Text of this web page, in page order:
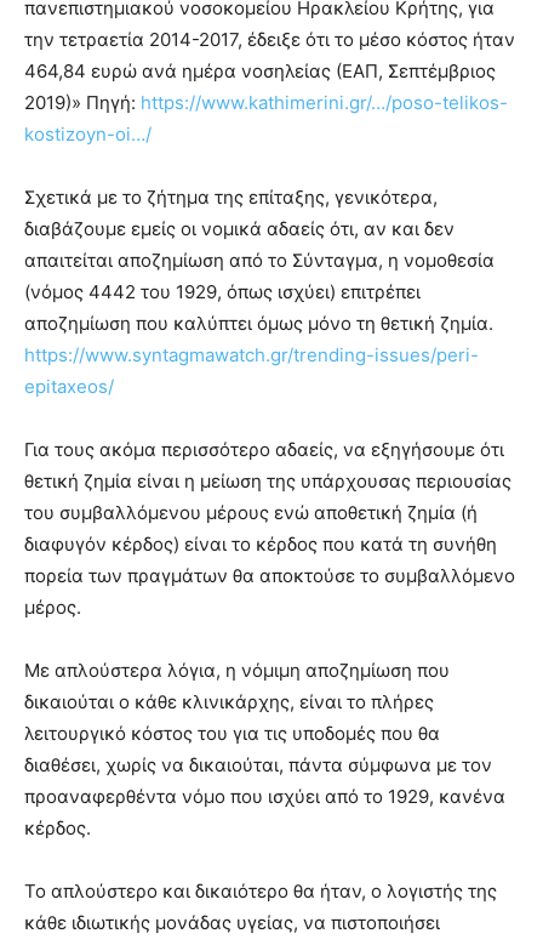
πανεπιστημιακού νοσοκομείου Ηρακλείου Κρήτης, για
την τετραετία 2014-2017, έδειξε ότι το μέσο κόστος ήταν
464,84 ευρώ ανά ημέρα νοσηλείας (ΕΑΠ, Σεπτέμβριος
2019)» Πηγή: https://www.kathimerini.gr/…/poso-telikos-
kostizoyn-oi…/
Σχετικά με το ζήτημα της επίταξης, γενικότερα,
διαβάζουμε εμείς οι νομικά αδαείς ότι, αν και δεν
απαιτείται αποζημίωση από το Σύνταγμα, η νομοθεσία
(νόμος 4442 του 1929, όπως ισχύει) επιτρέπει
αποζημίωση που καλύπτει όμως μόνο τη θετική ζημία.
https://www.syntagmawatch.gr/trending-issues/peri-
epitaxeos/
Για τους ακόμα περισσότερο αδαείς, να εξηγήσουμε ότι
θετική ζημία είναι η μείωση της υπάρχουσας περιουσίας
του συμβαλλόμενου μέρους ενώ αποθετική ζημία (ή
διαφυγόν κέρδος) είναι το κέρδος που κατά τη συνήθη
πορεία των πραγμάτων θα αποκτούσε το συμβαλλόμενο
μέρος.
Με απλούστερα λόγια, η νόμιμη αποζημίωση που
δικαιούται ο κάθε κλινικάρχης, είναι το πλήρες
λειτουργικό κόστος του για τις υποδομές που θα
διαθέσει, χωρίς να δικαιούται, πάντα σύμφωνα με τον
προαναφερθέντα νόμο που ισχύει από το 1929, κανένα
κέρδος.
Το απλούστερο και δικαιότερο θα ήταν, ο λογιστής της
κάθε ιδιωτικής μονάδας υγείας, να πιστοποιήσει